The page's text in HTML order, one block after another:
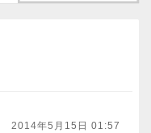
2014年5月15日 01:57